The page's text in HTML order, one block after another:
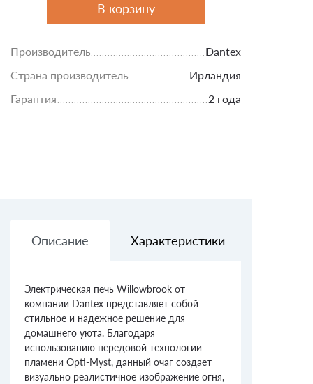
В корзину
Производитель
Dantex
Страна производитель
Ирландия
Гарантия
2 года
Описание Характеристики
Электрическая печь Willowbrook от
компании Dantex представляет собой
стильное и надежное решение для
домашнего уюта. Благодаря
использованию передовой технологии
пламени Opti-Myst, данный очаг создает
визуально реалистичное изображение огня,